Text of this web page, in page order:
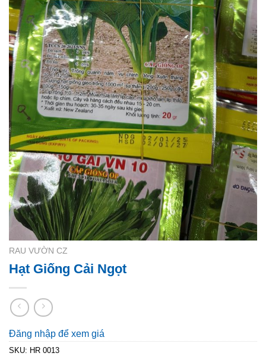
RAU VƯỜN CZ
Hạt Giống Cải Ngọt
Đăng nhập để xem giá
SKU: HR 0013